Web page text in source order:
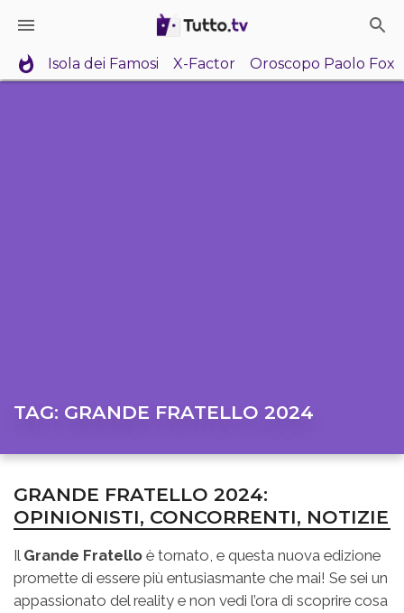
Isola dei Famosi X-Factor Oroscopo Paolo Fox
TAG: GRANDE FRATELLO 2024
GRANDE FRATELLO 2024:
OPINIONISTI, CONCORRENTI, NOTIZIE
Il Grande Fratello è tornato, e questa nuova edizione
promette di essere più entusiasmante che mai! Se sei un
appassionato del reality e non vedi l’ora di scoprire cosa